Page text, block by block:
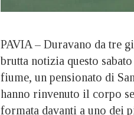
PAVIA – Duravano da tre
brutta notizia questo
fiume, un pensionato di
hanno rinvenuto il corpo
formata davanti a uno dei